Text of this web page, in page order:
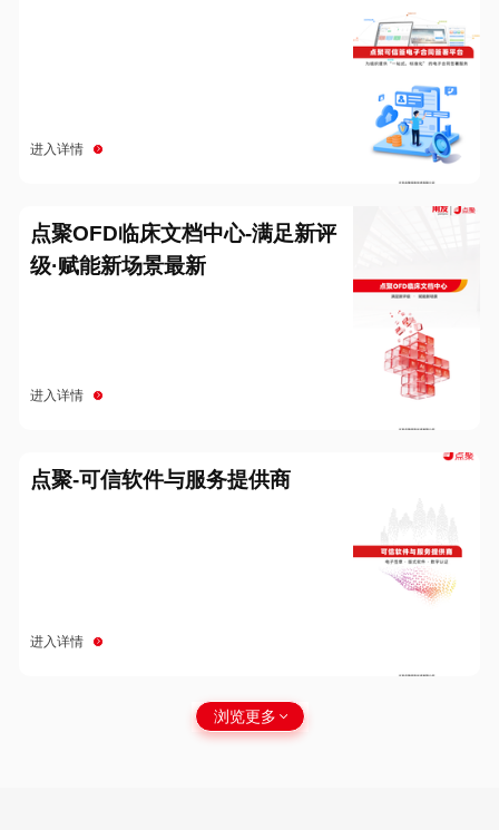
进入详情
点聚OFD临床文档中心-满足新评
级·赋能新场景最新
进入详情
点聚-可信软件与服务提供商
进入详情
浏览更多